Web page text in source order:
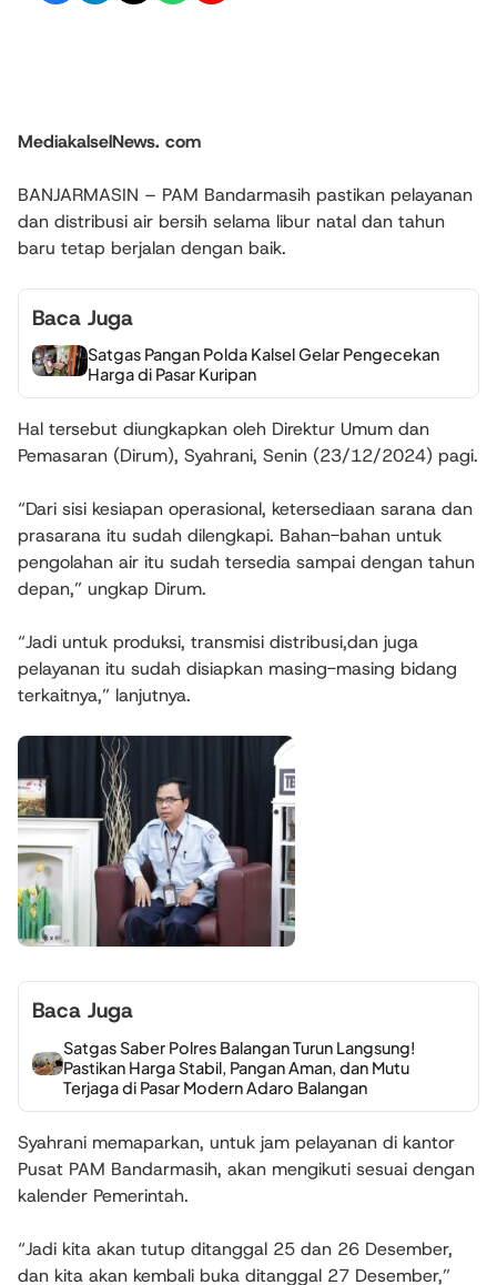
MediakalselNews. com
BANJARMASIN – PAM Bandarmasih pastikan pelayanan
dan distribusi air bersih selama libur natal dan tahun
baru tetap berjalan dengan baik.
Baca Juga
Satgas Pangan Polda Kalsel Gelar Pengecekan
Harga di Pasar Kuripan
Hal tersebut diungkapkan oleh Direktur Umum dan
Pemasaran (Dirum), Syahrani, Senin (23/12/2024) pagi.
“Dari sisi kesiapan operasional, ketersediaan sarana dan
prasarana itu sudah dilengkapi. Bahan-bahan untuk
pengolahan air itu sudah tersedia sampai dengan tahun
depan,” ungkap Dirum.
“Jadi untuk produksi, transmisi distribusi,dan juga
pelayanan itu sudah disiapkan masing-masing bidang
terkaitnya,” lanjutnya.
Baca Juga
Satgas Saber Polres Balangan Turun Langsung!
Pastikan Harga Stabil, Pangan Aman, dan Mutu
Terjaga di Pasar Modern Adaro Balangan
Syahrani memaparkan, untuk jam pelayanan di kantor
Pusat PAM Bandarmasih, akan mengikuti sesuai dengan
kalender Pemerintah.
“Jadi kita akan tutup ditanggal 25 dan 26 Desember,
dan kita akan kembali buka ditanggal 27 Desember,”